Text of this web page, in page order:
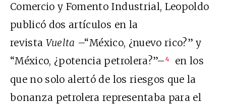
Comercio y Fomento Industrial, Leopoldo
publicó dos artículos en la
revista Vuelta –“México, ¿nuevo rico?” y
“México, ¿potencia petrolera?”– 4
en los
que no solo alertó de los riesgos que la
bonanza petrolera representaba para el